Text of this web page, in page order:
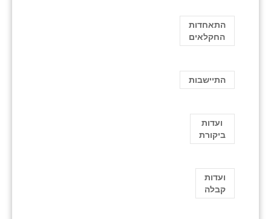
התאחדות
החקלאים
התיישבות
ועדות
ביקורת
ועדות
קבלה